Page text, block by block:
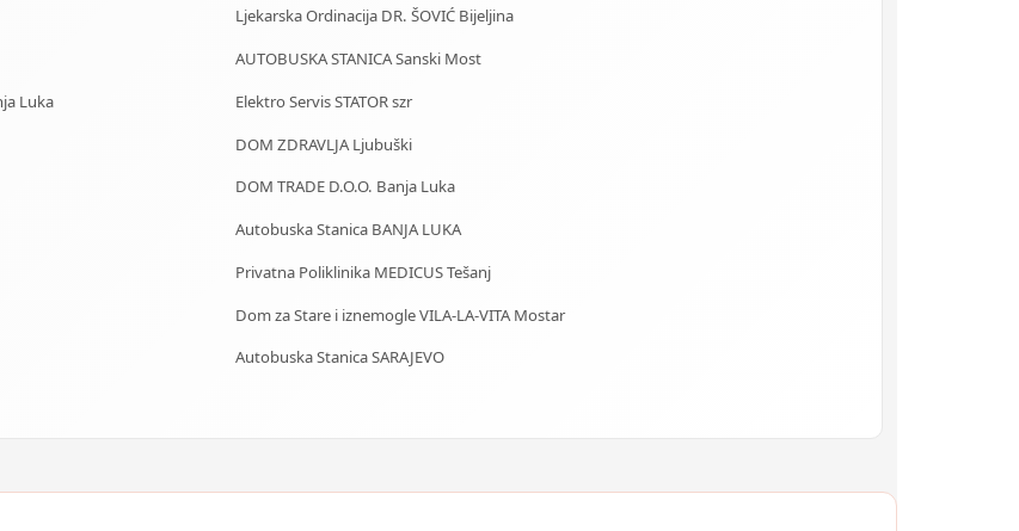
Ljekarska Ordinacija DR. ŠOVIĆ Bijeljina
AUTOBUSKA STANICA Sanski Most
Luka
Elektro Servis STATOR szr
DOM ZDRAVLJA Ljubuški
DOM TRADE D.O.O. Banja Luka
Autobuska Stanica BANJA LUKA
Privatna Poliklinika MEDICUS Tešanj
Dom za Stare i iznemogle VILA-LA-VITA Mostar
Autobuska Stanica SARAJEVO